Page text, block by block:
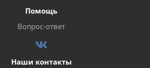
Помощь
Вопрос-ответ
Наши контакты